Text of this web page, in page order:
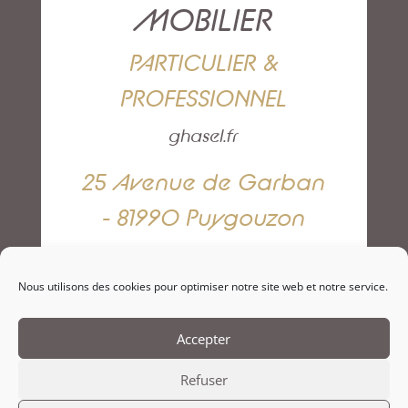
Nous utilisons des cookies pour optimiser notre site web et notre service.
Accepter
Refuser
MOBILIER
PARTICULIER &
PROFESSIONNEL
ghasel.fr
25 Avenue de Garban
- 81990 Puygouzon